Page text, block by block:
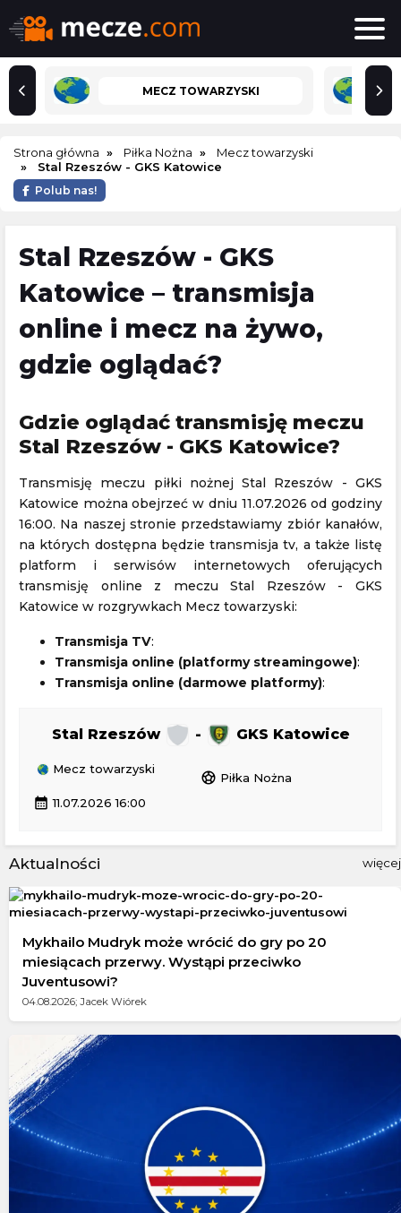
MECZ TOWARZYSKI
Strona główna Piłka Nożna
Mecz towarzyski
Stal Rzeszów - GKS Katowice
Polub nas!
Stal Rzeszów - GKS
Katowice – transmisja
online i mecz na żywo,
gdzie oglądać?
Gdzie oglądać transmisję meczu
Stal Rzeszów - GKS Katowice?
Transmisję meczu piłki nożnej Stal Rzeszów - GKS
Katowice można obejrzeć w dniu 11.07.2026 od godziny
16:00. Na naszej stronie przedstawiamy zbiór kanałów,
na których dostępna będzie transmisja tv, a także listę
platform i serwisów internetowych oferujących
transmisję online z meczu Stal Rzeszów - GKS
Katowice w rozgrywkach Mecz towarzyski:
Transmisja TV:
Transmisja online (platformy streamingowe):
Transmisja online (darmowe platformy):
Stal Rzeszów - GKS Katowice
Mecz towarzyski
sports_soccer Piłka Nożna
calendar_month 11.07.2026 16:00
Aktualności więcej
Mykhailo Mudryk może wrócić do gry po 20
miesiącach przerwy. Wystąpi przeciwko
Juventusowi?
04.08.2026; Jacek Wiórek